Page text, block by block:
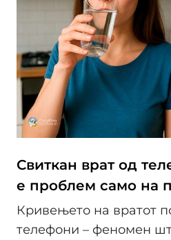
Свиткан врат од
е проблем само на
Кривењето на вратот
телефони – феномен